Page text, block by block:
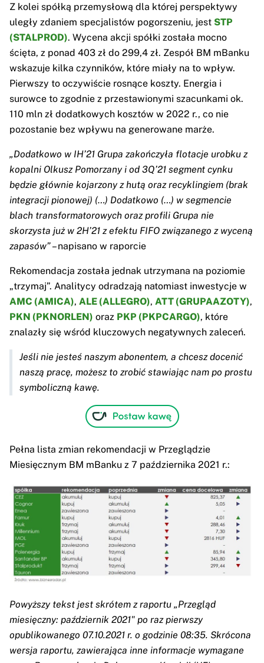
Z kolei spółką przemysłową dla której perspektywy
uległy zdaniem specjalistów pogorszeniu, jest STP
(STALPROD). Wycena akcji spółki została mocno
ścięta, z ponad 403 zł do 299,4 zł. Zespół BM mBanku
wskazuje kilka czynników, które miały na to wpływ.
Pierwszy to oczywiście rosnące koszty. Energia i
surowce to zgodnie z przestawionymi szacunkami ok.
110 mln zł dodatkowych kosztów w 2022 r., co nie
pozostanie bez wpływu na generowane marże.
„Dodatkowo w IH’21 Grupa zakończyła flotacje urobku z
kopalni Olkusz Pomorzany i od 3Q’21 segment cynku
będzie głównie kojarzony z hutą oraz recyklingiem (brak
integracji pionowej) (…) Dodatkowo (…) w segmencie
blach transformatorowych oraz profili Grupa nie
skorzysta już w 2H’21 z efektu FIFO związanego z wyceną
zapasów”– napisano w raporcie
Rekomendacja została jednak utrzymana na poziomie
„trzymaj”. Analitycy odradzają natomiast inwestycje w
AMC (AMICA), ALE (ALLEGRO), ATT (GRUPAAZOTY),
PKN (PKNORLEN) oraz PKP (PKPCARGO), które
znalazły się wśród kluczowych negatywnych zaleceń.
Jeśli nie jesteś naszym abonentem, a chcesz docenić
naszą pracę, możesz to zrobić stawiając nam po prostu
symboliczną kawę.
Pełna lista zmian rekomendacji w Przeglądzie
Miesięcznym BM mBanku z 7 października 2021 r.:
Powyższy tekst jest skrótem z raportu „Przegląd
miesięczny: październik 2021" po raz pierwszy
opublikowanego 07.10.2021 r. o godzinie 08:35. Skrócona
wersja raportu, zawierająca inne informacje wymagane